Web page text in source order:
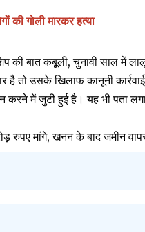
की गोली मारकर हत्या
की बात कबूूली, चुनावी साल में
है तो उसके खिलाफ कानूनी
में जुटी हुई है। यह भी पता
मांगे, खनन के बाद जमीन